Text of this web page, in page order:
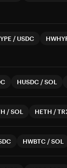
/ USDC
HUSDC /SOL
/SOL HETH /
HWBTC /SOL